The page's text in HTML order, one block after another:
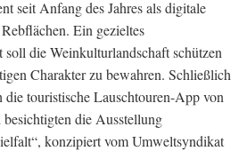
seit Anfang des Jahres als digitale
Ein gezieltes
soll die Weinkulturlandschaft schützen
Charakter zu bewahren. Schließlich
die touristische Lauschtouren-App von
die Ausstellung
konzipiert vom Umweltsyndikat